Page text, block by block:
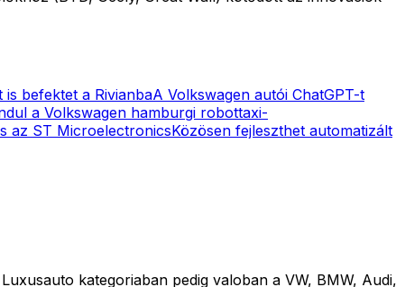
befektet a RivianbaA Volkswagen autói ChatGPT-t
a Volkswagen hamburgi robottaxi-
az ST MicroelectronicsKözösen fejleszthet automatizált
kategoriaban pedig valoban a VW, BMW, Audi,